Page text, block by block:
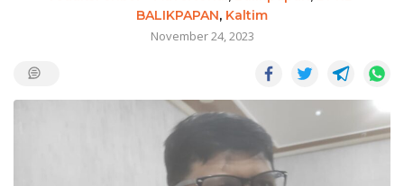
BALIKPAPAN, Kaltim
November 24, 2023